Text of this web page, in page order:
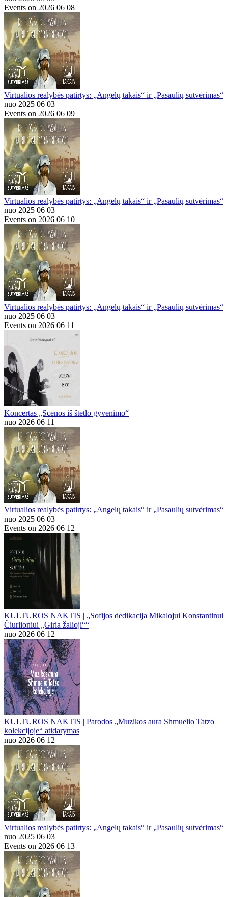
Events on 2026 06 08
Virtualios realybės patirtys: „Angelų takais“ ir „Pasaulių sutvėrimas“
nuo 2025 06 03
Events on 2026 06 09
Virtualios realybės patirtys: „Angelų takais“ ir „Pasaulių sutvėrimas“
nuo 2025 06 03
Events on 2026 06 10
Virtualios realybės patirtys: „Angelų takais“ ir „Pasaulių sutvėrimas“
nuo 2025 06 03
Events on 2026 06 11
Koncertas „Scenos iš štetlo gyvenimo“
nuo 2026 06 11
Virtualios realybės patirtys: „Angelų takais“ ir „Pasaulių sutvėrimas“
nuo 2025 06 03
Events on 2026 06 12
KULTŪROS NAKTIS | „Sofijos dedikacija Mikalojui Konstantinui
Čiurlioniui „Giria žalioji““
nuo 2026 06 12
KULTŪROS NAKTIS | Parodos „Muzikos aura Shmuelio Tatzo
kolekcijoje“ atidarymas
nuo 2026 06 12
Virtualios realybės patirtys: „Angelų takais“ ir „Pasaulių sutvėrimas“
nuo 2025 06 03
Events on 2026 06 13